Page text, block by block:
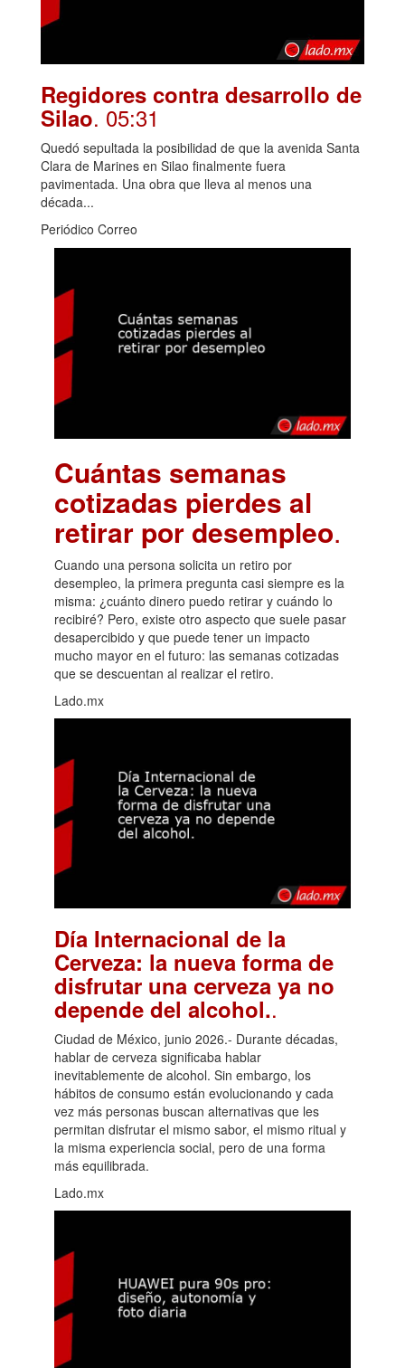
Regidores contra desarrollo de
Silao. 05:31
Quedó sepultada la posibilidad de que la avenida Santa
Clara de Marines en Silao finalmente fuera
pavimentada. Una obra que lleva al menos una
década...
Periódico Correo
Cuántas semanas
cotizadas pierdes al
retirar por desempleo.
Cuando una persona solicita un retiro por
desempleo, la primera pregunta casi siempre es la
misma: ¿cuánto dinero puedo retirar y cuándo lo
recibiré? Pero, existe otro aspecto que suele pasar
desapercibido y que puede tener un impacto
mucho mayor en el futuro: las semanas cotizadas
que se descuentan al realizar el retiro.
Lado.mx
Día Internacional de la
Cerveza: la nueva forma de
disfrutar una cerveza ya no
depende del alcohol..
Ciudad de México, junio 2026.- Durante décadas,
hablar de cerveza significaba hablar
inevitablemente de alcohol. Sin embargo, los
hábitos de consumo están evolucionando y cada
vez más personas buscan alternativas que les
permitan disfrutar el mismo sabor, el mismo ritual y
la misma experiencia social, pero de una forma
más equilibrada.
Lado.mx